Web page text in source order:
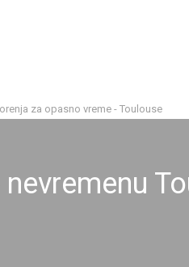
za opasno vreme - Toulouse